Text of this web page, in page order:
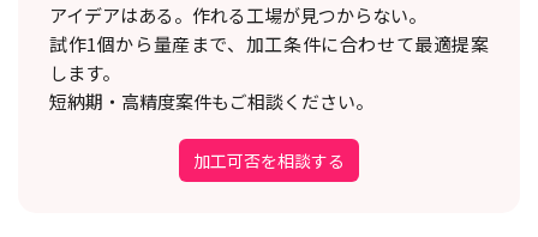
アイデアはある。作れる工場が見つからない。
試作1個から量産まで、加工条件に合わせて最適提案
します。
短納期・高精度案件もご相談ください。
加工可否を相談する